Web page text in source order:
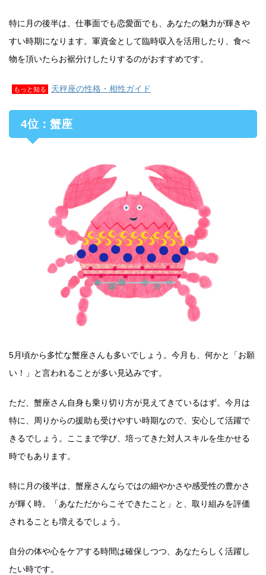
特に月の後半は、仕事面でも恋愛面でも、あなたの魅力が輝きや
すい時期になります。軍資金として臨時収入を活用したり、食べ
物を頂いたらお裾分けしたりするのがおすすめです。
もっと知る 天秤座の性格・相性ガイド
4位：蟹座
5月頃から多忙な蟹座さんも多いでしょう。今月も、何かと「お願
い！」と言われることが多い見込みです。
ただ、蟹座さん自身も乗り切り方が見えてきているはず。今月は
特に、周りからの援助も受けやすい時期なので、安心して活躍で
きるでしょう。ここまで学び、培ってきた対人スキルを生かせる
時でもあります。
特に月の後半は、蟹座さんならではの細やかさや感受性の豊かさ
が輝く時。「あなただからこそできたこと」と、取り組みを評価
されることも増えるでしょう。
自分の体や心をケアする時間は確保しつつ、あなたらしく活躍し
たい時です。